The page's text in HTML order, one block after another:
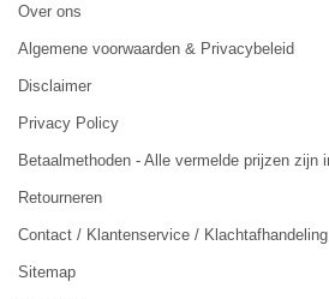
Over ons
Algemene voorwaarden & Privacybeleid
Disclaimer
Privacy Policy
Betaalmethoden - Alle vermelde prijzen zijn
Retourneren
Contact / Klantenservice / Klachtafhandeling
Sitemap